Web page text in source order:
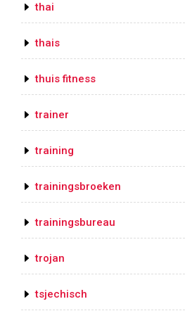
thai
thais
thuis fitness
trainer
training
trainingsbroeken
trainingsbureau
trojan
tsjechisch